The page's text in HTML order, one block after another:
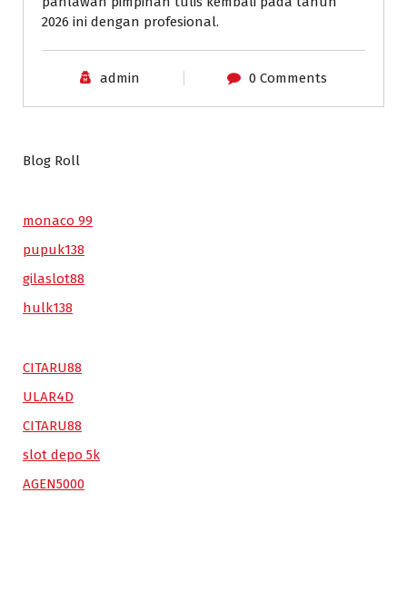
2026 ini dengan profesional.
admin 0 Comments
Blog Roll
monaco 99
pupuk138
gilaslot88
hulk138
CITARU88
ULAR4D
CITARU88
slot depo 5k
AGEN5000